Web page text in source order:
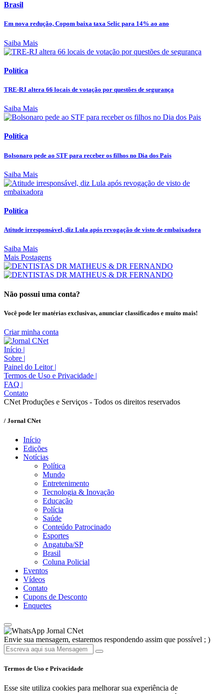
Brasil
Em nova redução, Copom baixa taxa Selic para 14% ao ano
Saiba Mais
Política
TRE-RJ altera 66 locais de votação por questões de segurança
Saiba Mais
Política
Bolsonaro pede ao STF para receber os filhos no Dia dos Pais
Saiba Mais
Política
Atitude irresponsável, diz Lula após revogação de visto de embaixadora
Saiba Mais
Mais Postagens
Não possui uma conta?
Você pode ler matérias exclusivas, anunciar classificados e muito mais!
Criar minha conta
Início |
Sobre |
Painel do Leitor |
Termos de Uso e Privacidade |
FAQ |
Contato
CNet Produções e Serviços - Todos os direitos reservados
/ Jornal CNet
Início
Edições
Notícias
Política
Mundo
Entretenimento
Tecnologia & Inovação
Educação
Polícia
Saúde
Conteúdo Patrocinado
Esportes
Angatuba/SP
Brasil
Coluna Policial
Eventos
Vídeos
Contato
Cupons de Desconto
Enquetes
Jornal CNet
Envie sua mensagem, estaremos respondendo assim que possível ; )
Termos de Uso e Privacidade
Esse site utiliza cookies para melhorar sua experiência de